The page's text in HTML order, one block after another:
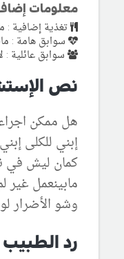
معلومات
تغذية إضافية :
سوابق هامة :
سوابق عائلية :
نص
هل ممكن
إبني للكلى إبني
كمان ليش في
مابينعمل غير لم
وشو الأضرار
رد الطبيب